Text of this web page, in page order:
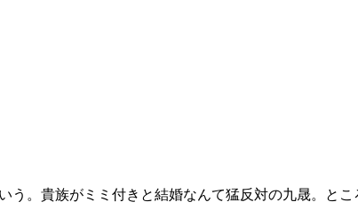
。貴族がミミ付きと結婚なんて猛反対の九晟。と